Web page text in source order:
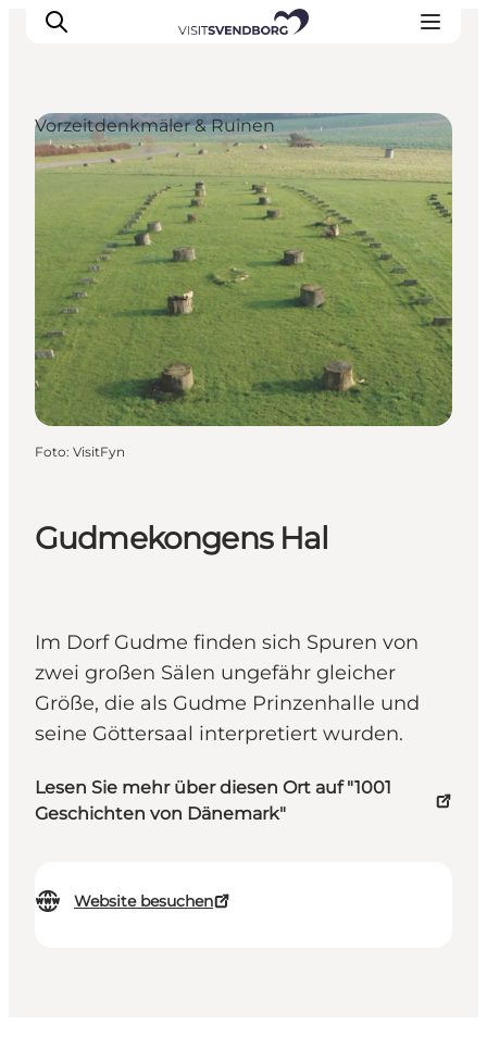
Veranstaltungen
Essen und Trinken
Shopping in Svendborg
Übernachtung
Den Urlaub planen
Gudmekongens Hal
Im Dorf Gudme finden sich Spuren von
zwei großen Sälen ungefähr gleicher
Größe, die als Gudme Prinzenhalle und
seine Göttersaal interpretiert wurden.
Lesen Sie mehr über diesen Ort auf "1001
Geschichten von Dänemark"
Website besuchen
Vorzeitdenkmäler & Ruinen
Foto: VisitFyn